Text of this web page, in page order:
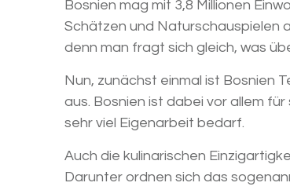
Bosnien mag mit 3,8 Millionen
Schätzen und Naturschauspielen
denn man fragt sich gleich, was
Nun, zunächst einmal ist Bosnien
aus. Bosnien ist dabei vor allem
sehr viel Eigenarbeit bedarf.
Auch die kulinarischen
Darunter ordnen sich das